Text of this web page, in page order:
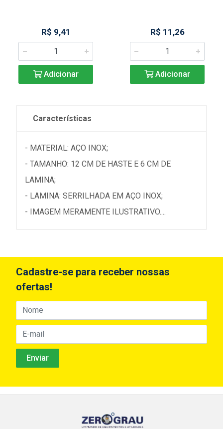
R$ 9,41
Adicionar
R$ 11,26
Adicionar
Características
- MATERIAL: AÇO INOX;
- TAMANHO: 12 CM DE HASTE E 6 CM DE
LAMINA;
- LAMINA: SERRILHADA EM AÇO INOX;
- IMAGEM MERAMENTE ILUSTRATIVO....
Cadastre-se para receber nossas
ofertas!